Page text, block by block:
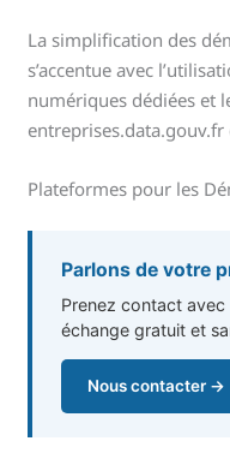
La simplification des
s’accentue avec
numériques dédiées et
Plateformes pour les
Parlons de votre
Prenez contact
échange gratuit et
Nous contacter →